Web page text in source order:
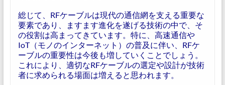
総じて、RFケーブルは現代の通信網を支える重要な
要素であり、ますます進化を遂げる技術の中で、そ
の役割は高まってきています。特に、高速通信や
IoT（モノのインターネット）の普及に伴い、RFケ
ーブルの重要性は今後も増していくことでしょう。
これにより、適切なRFケーブルの選定や設計が技術
者に求められる場面は増えると思われます。